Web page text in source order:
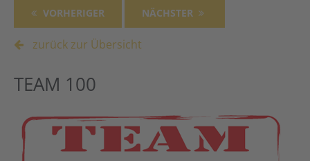
VORHERIGER NÄCHSTER
zurück zur Übersicht
TEAM 100